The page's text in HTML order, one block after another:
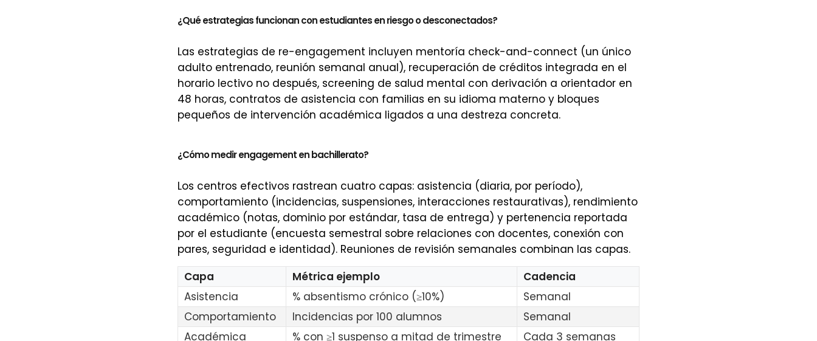
¿Qué estrategias funcionan con estudiantes en riesgo o desconectados?
Las estrategias de re-engagement incluyen mentoría check-and-connect (un único
adulto entrenado, reunión semanal anual), recuperación de créditos integrada en el
horario lectivo no después, screening de salud mental con derivación a orientador en
48 horas, contratos de asistencia con familias en su idioma materno y bloques
pequeños de intervención académica ligados a una destreza concreta.
¿Cómo medir engagement en bachillerato?
Los centros efectivos rastrean cuatro capas: asistencia (diaria, por período),
comportamiento (incidencias, suspensiones, interacciones restaurativas), rendimiento
académico (notas, dominio por estándar, tasa de entrega) y pertenencia reportada
por el estudiante (encuesta semestral sobre relaciones con docentes, conexión con
pares, seguridad e identidad). Reuniones de revisión semanales combinan las capas.
Capa
Métrica ejemplo
Cadencia
Asistencia
% absentismo crónico (≥10%)
Semanal
Comportamiento
Incidencias por 100 alumnos
Semanal
Académica
% con ≥1 suspenso a mitad de trimestre
Cada 3 semanas